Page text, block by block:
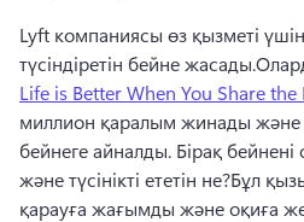
Lyft компаниясы өз қызметі
түсіндіретін бейне жасады.
Life is Better When You Share the
миллион қаралым жинады және
бейнеге айналды. Бірақ
және түсінікті ететін не?Бұл
қарауға жағымды және оқиға